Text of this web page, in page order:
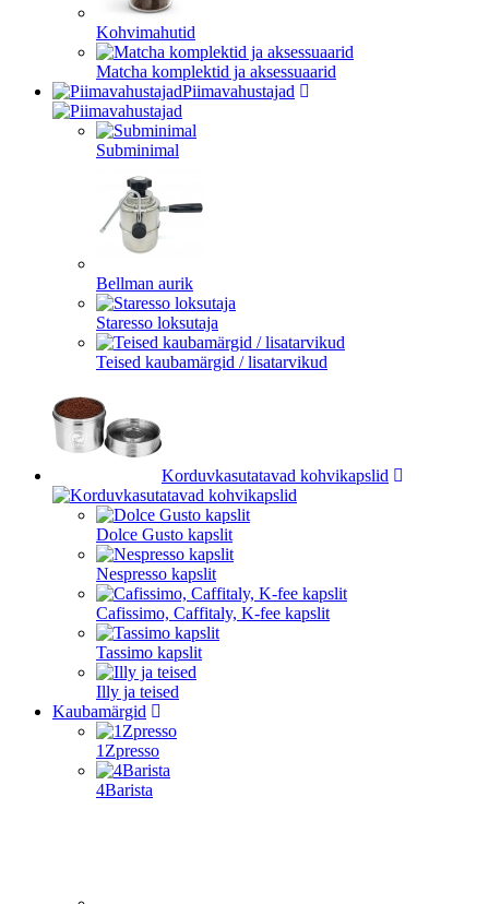
Kohvimahutid
Matcha komplektid ja aksessuaarid
Piimavahustajad
Subminimal
Bellman aurik
Staresso loksutaja
Teised kaubamärgid / lisatarvikud
Korduvkasutatavad kohvikapslid
Dolce Gusto kapslit
Nespresso kapslit
Cafissimo, Caffitaly, K-fee kapslit
Tassimo kapslit
Illy ja teised
Kaubamärgid
1Zpresso
4Barista